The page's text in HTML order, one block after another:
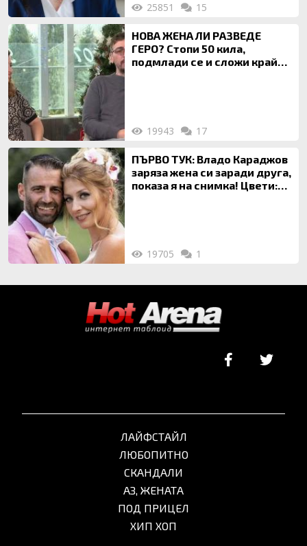
25851 15
НОВА ЖЕНА ЛИ РАЗВЕДЕ
ГЕРО? Стопи 50 кила,
подмлади се и сложи край
19943 17
ПЪРВО ТУК: Владо Караджов
заряза жена си заради друга,
показа я на снимка! Цвети:
19705 1
ЛАЙФСТАЙЛ
ЛЮБОПИТНО
СКАНДАЛИ
АЗ, ЖЕНАТА
ПОД ПРИЦЕЛ
ХИП ХОП